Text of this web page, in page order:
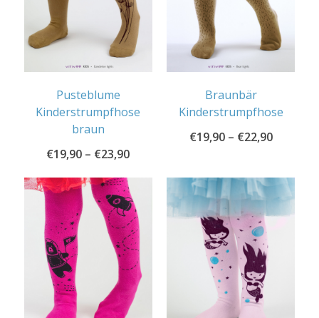
Pusteblume
Kinderstrumpfhose
braun
€19,90 – €23,90
Braunbär
Kinderstrumpfhose
€19,90– €22,90